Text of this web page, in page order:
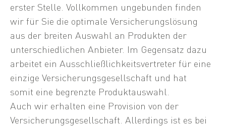
erster Stelle. Vollkommen ungebunden finden
wir für Sie die optimale Versicherungslösung
aus der breiten Auswahl an Produkten der
unterschiedlichen Anbieter. Im Gegensatz dazu
arbeitet ein Ausschließlichkeitsvertreter für eine
einzige Versicherungsgesellschaft und hat
somit eine begrenzte Produktauswahl.
Auch wir erhalten eine Provision von der
Versicherungsgesellschaft. Allerdings ist es bei